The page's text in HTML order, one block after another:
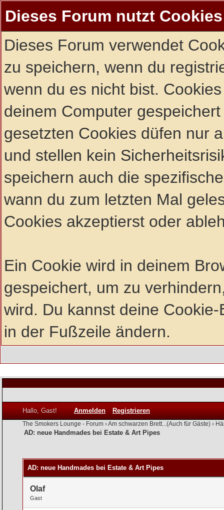
Dieses Forum nutzt Cookies
Dieses Forum verwendet
zu speichern, wenn du
wenn du es nicht bist.
deinem Computer
gesetzten Cookies düfen nur
und stellen kein
speichern auch die
wann du zum letzten Mal
Cookies akzeptierst oder
Ein Cookie wird in deinem
gespeichert, um zu
wird. Du kannst deine
in der Fußzeile ändern.
Hallo, Gast! Anmelden Registrieren
The Smokers Lounge - Forum ›Am schwarzen Brett...(Auch für Gäste) ›
AD: neue Handmades bei Estate & Art Pipes
AD: neue Handmades bei Estate & Art Pipes
Olaf
Gast